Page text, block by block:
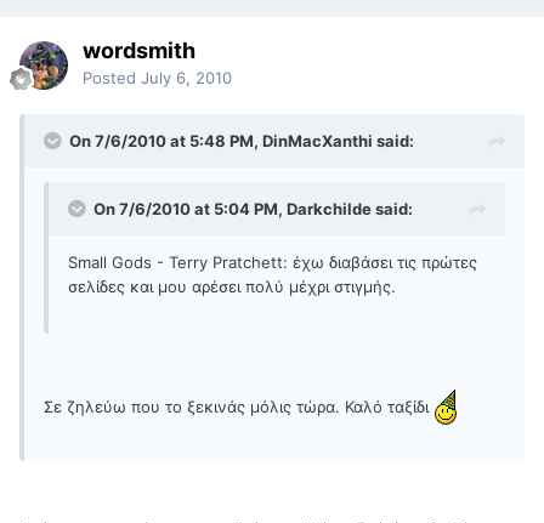
wordsmith
Posted July 6, 2010
On 7/6/2010 at 5:48 PM, DinMacXanthi said:
On 7/6/2010 at 5:04 PM, Darkchilde said:
Small Gods - Terry Pratchett: έχω διαβάσει τις πρώτες
σελίδες και μου αρέσει πολύ μέχρι στιγμής.
Σε ζηλεύω που το ξεκινάς μόλις τώρα. Καλό ταξίδι